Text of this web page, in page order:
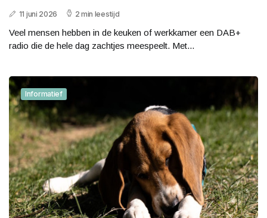
11 juni 2026 2 min leestijd
Veel mensen hebben in de keuken of werkkamer een DAB+
radio die de hele dag zachtjes meespeelt. Met...
Informatief